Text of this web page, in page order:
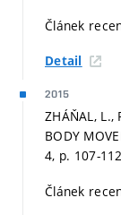
Článek
Detail
2015
ZHÁŇAL, L.,
BODY
4, p. 107-
Článek